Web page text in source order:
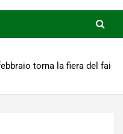
torna la fiera del fai